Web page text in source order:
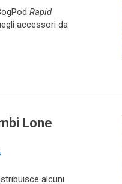
Rapid
accessori da
Lone
alcuni